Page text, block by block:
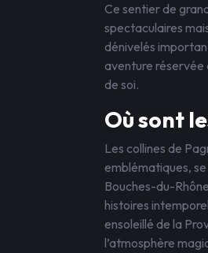
Ce sentier de
spectaculaires
dénivelés
aventure réservée
de soi.
Où sont
Les collines de
emblématiques,
Bouches-du-
histoires
ensoleillé de la
l’atmosphère